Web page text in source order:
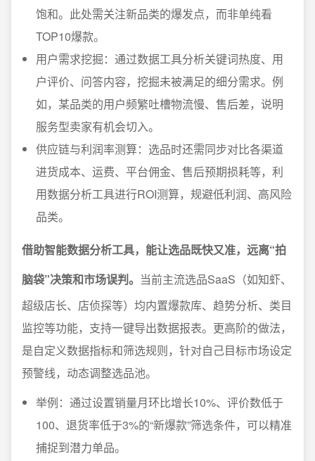
饱和。此处需关注新品类的爆发点，而非单纯看
TOP10爆款。
用户需求挖掘：通过数据工具分析关键词热度、用
户评价、问答内容，挖掘未被满足的细分需求。例
如，某品类的用户频繁吐槽物流慢、售后差，说明
服务型卖家有机会切入。
供应链与利润率测算：选品时还需同步对比各渠道
进货成本、运费、平台佣金、售后预期损耗等，利
用数据分析工具进行ROI测算，规避低利润、高风险
品类。
借助智能数据分析工具，能让选品既快又准，远离“拍
脑袋”决策和市场误判。 当前主流选品SaaS（如知虾、
超级店长、店侦探等）均内置爆款库、趋势分析、类目
监控等功能，支持一键导出数据报表。更高阶的做法，
是自定义数据指标和筛选规则，针对自己目标市场设定
预警线，动态调整选品池。
举例：通过设置销量月环比增长10%、评价数低于
100、退货率低于3%的“新爆款”筛选条件，可以精准
捕捉到潜力单品。